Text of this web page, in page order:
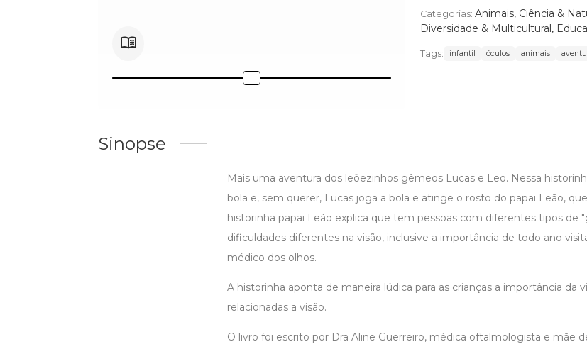
Categorias: Animais, Ciência &
Diversidade & Multicultural,
Tags: infantil óculos animais
Sinopse
Mais uma aventura dos leõezinhos gêmeos Lucas e Leo. Nessa
bola e, sem querer, Lucas joga a bola e atinge o rosto do papai Leão,
historinha papai Leão explica que tem pessoas com diferentes tipos de
dificuldades diferentes na visão, inclusive a importância de todo ano
médico dos olhos.
A historinha aponta de maneira lúdica para as crianças a importância da
relacionadas a visão.
O livro foi escrito por Dra Aline Guerreiro, médica oftalmologista e mãe